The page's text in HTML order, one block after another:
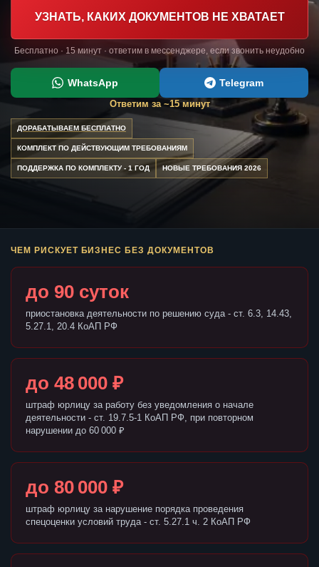
УЗНАТЬ, КАКИХ ДОКУМЕНТОВ НЕ ХВАТАЕТ
Бесплатно · 15 минут · ответим в мессенджере, если звонить неудобно
WhatsApp Telegram
Ответим за ~15 минут
ДОРАБАТЫВАЕМ БЕСПЛАТНО
КОМПЛЕКТ ПО ДЕЙСТВУЮЩИМ ТРЕБОВАНИЯМ
ПОДДЕРЖКА ПО КОМПЛЕКТУ - 1 ГОД НОВЫЕ ТРЕБОВАНИЯ 2026
ЧЕМ РИСКУЕТ БИЗНЕС БЕЗ ДОКУМЕНТОВ
до 90 суток
приостановка деятельности по решению суда - ст. 6.3, 14.43,
5.27.1, 20.4 КоАП РФ
до 48 000 ₽
штраф юрлицу за работу без уведомления о начале
деятельности - ст. 19.7.5-1 КоАП РФ, при повторном
нарушении до 60 000 ₽
до 80 000 ₽
штраф юрлицу за нарушение порядка проведения
спецоценки условий труда - ст. 5.27.1 ч. 2 КоАП РФ